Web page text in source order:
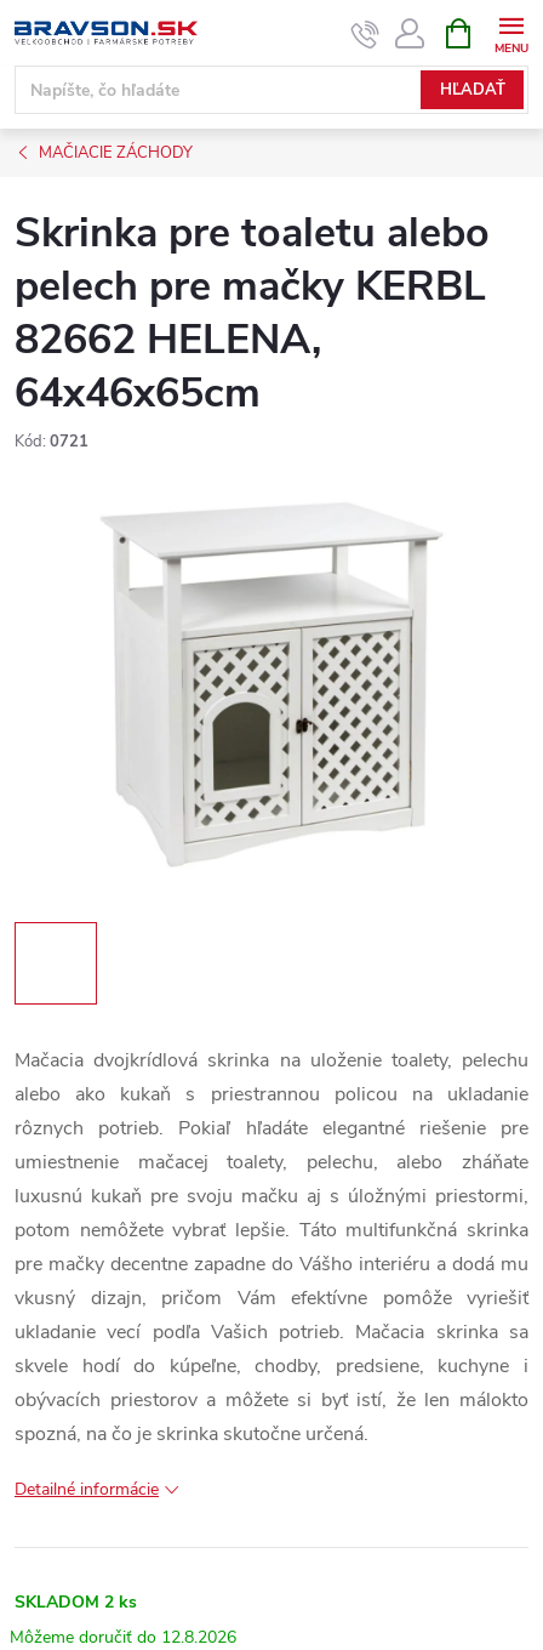
na
obsah
HĽADAŤ
KOŠÍK
MAČIACIE ZÁCHODY
Skrinka pre toaletu alebo
pelech pre mačky KERBL
82662 HELENA,
64x46x65cm
Kód: 0721
Mačacia dvojkrídlová skrinka na uloženie toalety, pelechu
alebo ako kukaň s priestrannou policou na ukladanie
rôznych potrieb. Pokiaľ hľadáte elegantné riešenie pre
umiestnenie mačacej toalety, pelechu, alebo zháňate
luxusnú kukaň pre svoju mačku aj s úložnými priestormi,
potom nemôžete vybrať lepšie. Táto multifunkčná skrinka
pre mačky decentne zapadne do Vášho interiéru a dodá mu
vkusný dizajn, pričom Vám efektívne pomôže vyriešiť
ukladanie vecí podľa Vašich potrieb. Mačacia skrinka sa
skvele hodí do kúpeľne, chodby, predsiene, kuchyne i
obývacích priestorov a môžete si byť istí, že len málokto
spozná, na čo je skrinka skutočne určená.
Detailné informácie
SKLADOM 2 ks
12.8.2026